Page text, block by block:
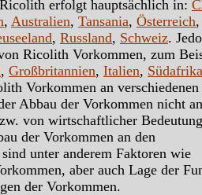
erfolgt hauptsächlich in:
, Australien, Tansania, Österreich,
, Russland, Schweiz.
Ricolith Vorkommen, zum
, Großbritannien, Italien, Südafrika
Vorkommen an verschiedenen
Abbau der Vorkommen nicht an
von wirtschaftlicher
der Vorkommen an den
unter anderem Faktoren wie
aber auch Lage der
der Vorkommen.